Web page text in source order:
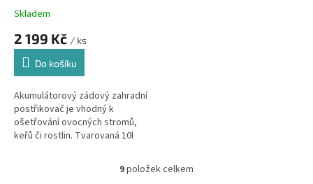
2.0Ah a nabíječka 1ks
Průměrné
produktu
5,0
5
hvězdiček.
Skladem
2 199 Kč / ks
Do košíku
Akumulátorový zádový zahradní
postřikovač je vhodný k
ošetřování ovocných stromů,
keřů či rostlin. Tvarovaná 10l
pohodlí při práci. Součástí...
O
9položek celkem